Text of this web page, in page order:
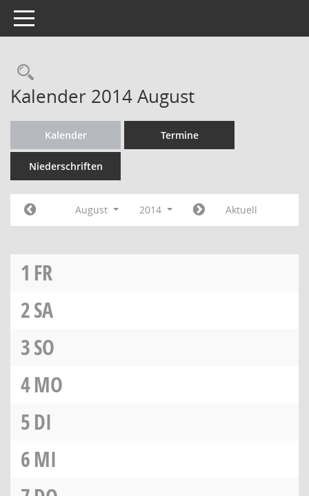
Toggle navigation
Rechercheauswahl
Kalender 2014 August
Kalender Termine
Niederschriften
August 2014 Aktuell
1 FR
2SA
3SO
4MO
5DI
6MI